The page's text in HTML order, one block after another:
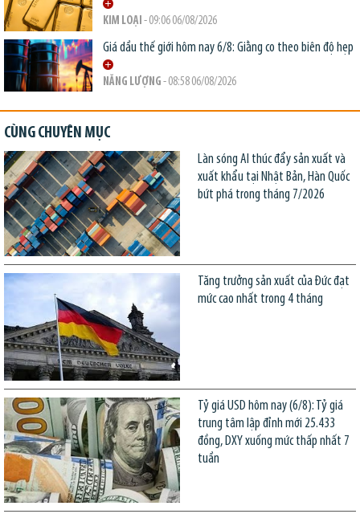
KIM LOẠI - 09:06 06/08/2026
Giá dầu thế giới hôm nay 6/8: Giằng co theo biên độ hẹp
NĂNG LƯỢNG - 08:58 06/08/2026
CÙNG CHUYÊN MỤC
Làn sóng AI thúc đẩy sản xuất và
xuất khẩu tại Nhật Bản, Hàn Quốc
bứt phá trong tháng 7/2026
Tăng trưởng sản xuất của Đức đạt
mức cao nhất trong 4 tháng
Tỷ giá USD hôm nay (6/8): Tỷ giá
trung tâm lập đỉnh mới 25.433
đồng, DXY xuống mức thấp nhất 7
tuần